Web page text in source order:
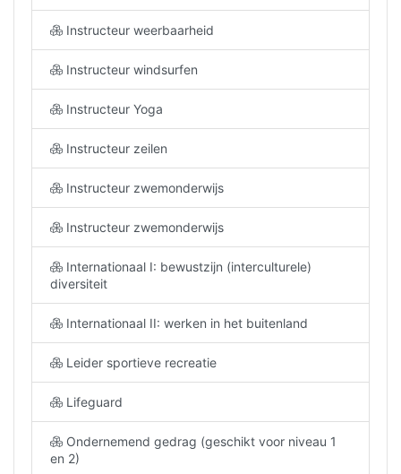
Instructeur weerbaarheid
Instructeur windsurfen
Instructeur Yoga
Instructeur zeilen
Instructeur zwemonderwijs
Instructeur zwemonderwijs
Internationaal I: bewustzijn (interculturele)
diversiteit
Internationaal II: werken in het buitenland
Leider sportieve recreatie
Lifeguard
Ondernemend gedrag (geschikt voor niveau 1
en 2)